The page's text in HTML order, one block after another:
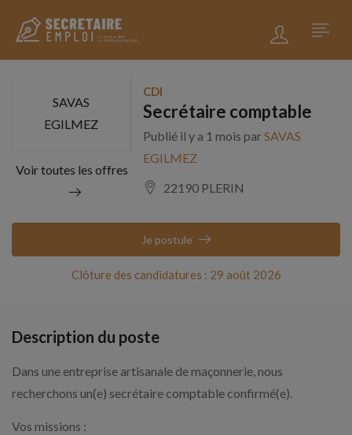
SAVAS
EGILMEZ
Voir toutes les offres
CDI
Secrétaire comptable
Publié il y a 1 mois par SAVAS
EGILMEZ
22190 PLERIN
Clôture des candidatures : 29 août 2026
Je postule
Description du poste
Dans une entreprise artisanale de maçonnerie, nous
recherchons un(e) secrétaire comptable confirmé(e).
Vos missions :